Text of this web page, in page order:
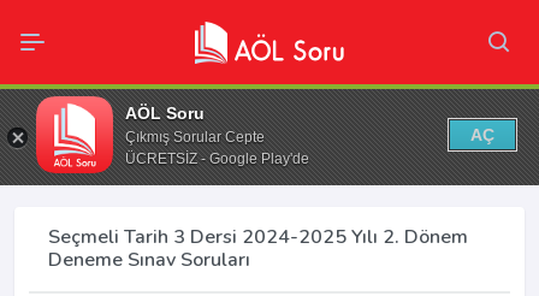
AÖL Soru
Çıkmış Sorular Cepte
ÜCRETSİZ - Google Play'de
AÇ
Seçmeli Tarih 3 Dersi 2024-2025 Yılı 2. Dönem
Deneme Sınav Soruları